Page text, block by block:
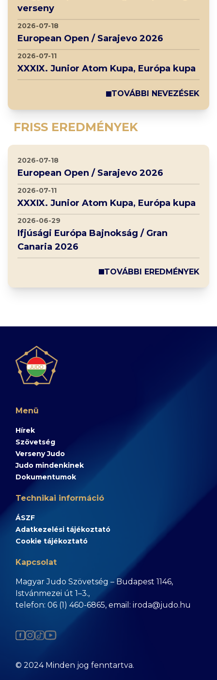
FRISS EREDMÉNYEK
verseny
2026-07-18
European Open / Sarajevo 2026
2026-07-11
XXXIX. Junior Atom Kupa, Európa kupa
TOVÁBBI NEVEZÉSEK
2026-07-18
European Open / Sarajevo 2026
2026-07-11
XXXIX. Junior Atom Kupa, Európa kupa
2026-06-29
Ifjúsági Európa Bajnokság / Gran
Canaria 2026
TOVÁBBI EREDMÉNYEK
Menü
Hírek
Szövetség
Verseny Judo
Judo mindenkinek
Dokumentumok
Technikai információ
ÁSZF
Adatkezelési tájékoztató
Cookie tájékoztató
Kapcsolat
Magyar Judo Szövetség – Budapest 1146,
Istvánmezei út 1–3.,
telefon: 06 (1) 460-6865, email: iroda@judo.hu
© 2024 Minden jog fenntartva.